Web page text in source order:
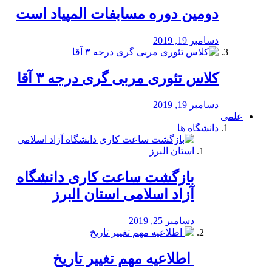
دومین دوره مسابفات المپیاد است
دسامبر 19, 2019
کلاس تئوری مربی گری درجه ۳ آقا
دسامبر 19, 2019
علمی
دانشگاه ها
بازگشت ساعت کاری دانشگاه
آزاد اسلامی استان البرز
دسامبر 25, 2019
️ اطلاعیه مهم تغییر تاریخ